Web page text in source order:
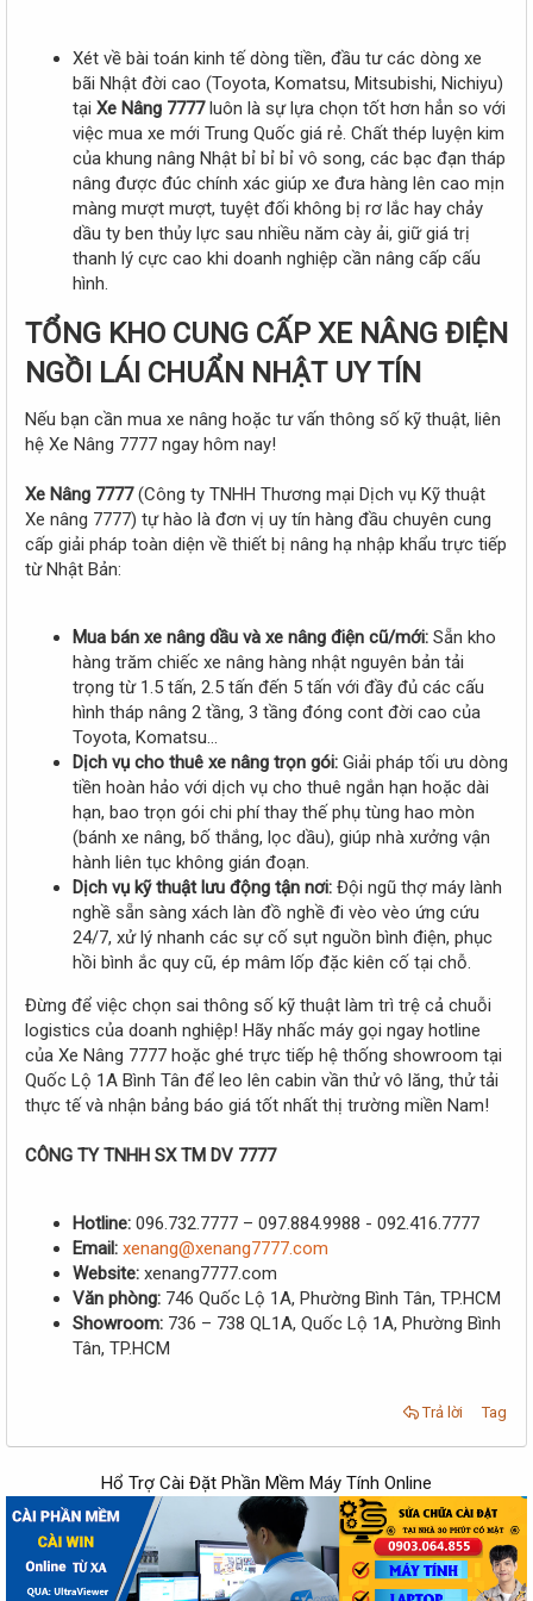
Xét về bài toán kinh tế dòng tiền, đầu tư các dòng xe
bãi Nhật đời cao (Toyota, Komatsu, Mitsubishi, Nichiyu)
tại Xe Nâng 7777luôn là sự lựa chọn tốt hơn hẳn so với
việc mua xe mới Trung Quốc giá rẻ. Chất thép luyện kim
của khung nâng Nhật bỉ bỉ bỉ vô song, các bạc đạn tháp
nâng được đúc chính xác giúp xe đưa hàng lên cao mịn
màng mượt mượt, tuyệt đối không bị rơ lắc hay chảy
dầu ty ben thủy lực sau nhiều năm cày ải, giữ giá trị
thanh lý cực cao khi doanh nghiệp cần nâng cấp cấu
hình.
TỔNG KHO CUNG CẤP XE NÂNG ĐIỆN
NGỒI LÁI CHUẨN NHẬT UY TÍN​
Nếu bạn cần mua xe nâng hoặc tư vấn thông số kỹ thuật, liên
hệ Xe Nâng 7777 ngay hôm nay!
Xe Nâng 7777(Công ty TNHH Thương mại Dịch vụ Kỹ thuật
Xe nâng 7777) tự hào là đơn vị uy tín hàng đầu chuyên cung
cấp giải pháp toàn diện về thiết bị nâng hạ nhập khẩu trực tiếp
từ Nhật Bản:
Mua bán xe nâng dầu và xe nâng điện cũ/mới: Sẵn kho
hàng trăm chiếc xe nâng hàng nhật nguyên bản tải
trọng từ 1.5 tấn, 2.5 tấn đến 5 tấn với đầy đủ các cấu
hình tháp nâng 2 tầng, 3 tầng đóng cont đời cao của
Toyota, Komatsu...
Dịch vụ cho thuê xe nâng trọn gói: Giải pháp tối ưu dòng
tiền hoàn hảo với dịch vụ cho thuê ngắn hạn hoặc dài
hạn, bao trọn gói chi phí thay thế phụ tùng hao mòn
(bánh xe nâng, bố thắng, lọc dầu), giúp nhà xưởng vận
hành liên tục không gián đoạn.
Dịch vụ kỹ thuật lưu động tận nơi: Đội ngũ thợ máy lành
nghề sẵn sàng xách làn đồ nghề đi vèo vèo ứng cứu
24/7, xử lý nhanh các sự cố sụt nguồn bình điện, phục
hồi bình ắc quy cũ, ép mâm lốp đặc kiên cố tại chỗ.
Đừng để việc chọn sai thông số kỹ thuật làm trì trệ cả chuỗi
logistics của doanh nghiệp! Hãy nhấc máy gọi ngay hotline
của Xe Nâng 7777 hoặc ghé trực tiếp hệ thống showroom tại
Quốc Lộ 1A Bình Tân để leo lên cabin vần thử vô lăng, thử tải
thực tế và nhận bảng báo giá tốt nhất thị trường miền Nam!
CÔNG TY TNHH SX TM DV 7777
Hotline: 096.732.7777 – 097.884.9988 - 092.416.7777
Email: xenang@xenang7777.com
Website: xenang7777.com
Văn phòng: 746 Quốc Lộ 1A, Phường Bình Tân, TP.HCM
Showroom: 736 – 738 QL1A, Quốc Lộ 1A, Phường Bình
Tân, TP.HCM
Trả lời Tag
Hổ Trợ Cài Đặt Phần Mềm Máy Tính Online